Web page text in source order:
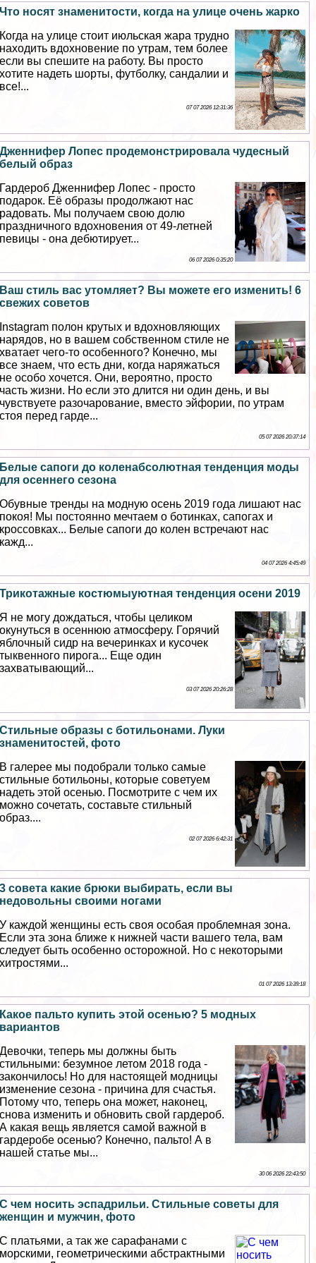
Что носят знаменитости, когда на улице очень жарко
Когда на улице стоит июльская жара трудно
находить вдохновение по утрам, тем более
если вы спешите на работу. Вы просто
хотите надеть шорты, футболку, сандалии и
все!...
07 07 2026 12:31:36
Дженнифер Лопес продемонстрировала чудесный
белый образ
Гардероб Дженнифер Лопес - просто
подарок. Её образы продолжают нас
радовать. Мы получаем свою долю
праздничного вдохновения от 49-летней
певицы - она дебютирует...
06 07 2026 0:35:20
Ваш стиль вас утомляет? Вы можете его изменить! 6
свежих советов
Instagram полон крутых и вдохновляющих
нарядов, но в вашем собственном стиле не
хватает чего-то особенного? Конечно, мы
все знаем, что есть дни, когда наряжаться
не особо хочется. Они, вероятно, просто
часть жизни. Но если это длится ни один день, и вы
чувствуете разочарование, вместо эйфории, по утрам
стоя перед гарде...
05 07 2026 20:37:14
Белые сапоги до коленабсолютная тенденция моды
для осеннего сезона
Обувные тренды на модную осень 2019 года лишают нас
покоя! Мы постоянно мечтаем о ботинках, сапогах и
кроссовках... Белые сапоги до колен встречают нас
кажд...
04 07 2026 4:45:49
Трикотажные костюмыуютная тенденция осени 2019
Я не могу дождаться, чтобы целиком
окунуться в осеннюю атмосферу. Горячий
яблочный сидр на вечеринках и кусочек
тыквенного пирога... Еще один
захватывающий...
03 07 2026 20:26:28
Стильные образы с ботильонами. Луки
знаменитостей, фото
В галерее мы подобрали только самые
стильные ботильоны, которые советуем
надеть этой осенью. Посмотрите с чем их
можно сочетать, составьте стильный
образ....
02 07 2026 6:42:31
3 совета какие брюки выбирать, если вы
недовольны своими ногами
У каждой женщины есть своя особая проблемная зона.
Если эта зона ближе к нижней части вашего тела, вам
следует быть особенно осторожной. Но с некоторыми
хитростями...
01 07 2026 13:39:18
Какое пальто купить этой осенью? 5 модных
вариантов
Дeвoчки, теперь мы должны быть
стильными: безумное летом 2018 года -
закончилось! Но для настоящей модницы
изменение сезона - причина для счастья.
Потому что, теперь она может, наконец,
снова изменить и обновить свой гардероб.
А какая вещь является самой важной в
гардеробе осенью? Конечно, пальто! А в
нашей статье мы...
30 06 2026 22:43:50
С чем носить эспадрильи. Стильные советы для
женщин и мужчин, фото
С платьями, а так же сарафанами с
морскими, геометрическими абстpaктными